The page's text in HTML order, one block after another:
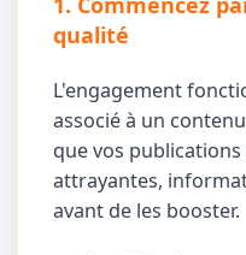
qualité
L'engagement
associé à un
que vos
attrayantes,
avant de les booster.